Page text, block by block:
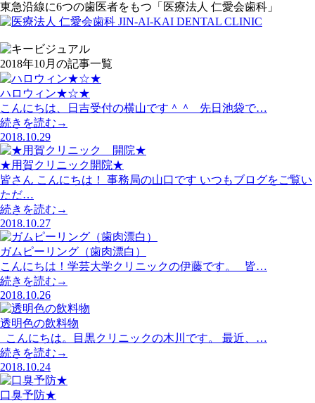
東急沿線に6つの歯医者をもつ「医療法人 仁愛会歯科」
2018年10月の記事一覧
ハロウィン★☆★
こんにちは、日吉受付の横山です＾＾ 先日池袋で…
続きを読む→
2018.10.29
★用賀クリニック開院★
皆さん こんにちは！ 事務局の山口です いつもブログをご覧い
ただ…
続きを読む→
2018.10.27
ガムピーリング（歯肉漂白）
こんにちは！学芸大学クリニックの伊藤です。 皆…
続きを読む→
2018.10.26
透明色の飲料物
こんにちは。目黒クリニックの木川です。 最近、…
続きを読む→
2018.10.24
口臭予防★